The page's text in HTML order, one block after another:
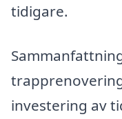
tidigare.
investering av